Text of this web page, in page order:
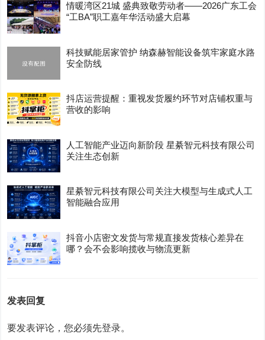
情暖湾区21城 盛典致敬劳动者——2026广东工会
“工BA”职工嘉年华活动盛大启幕
科技赋能居家管护 纳森赫智能设备筑牢家庭水路
安全防线
抖店运营提醒：重视发货履约环节对店铺权重与
营收的影响
人工智能产业迈向新阶段 星綦智元科技有限公司
关注生态创新
星綦智元科技有限公司关注大模型与生成式人工
智能融合应用
抖音小店密文发货与常规直接发货核心差异在
哪？会不会影响揽收与物流更新
发表回复
要发表评论，您必须先登录。